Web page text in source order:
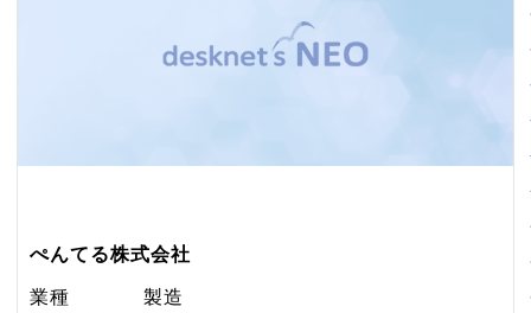
ぺんてる株式会社
業種
製造